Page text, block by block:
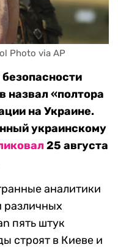
Photo via AP
назвал «полтора
на Украине.
украинскому
25 августа
аналитики
различных
пять штук
строят в Киеве и